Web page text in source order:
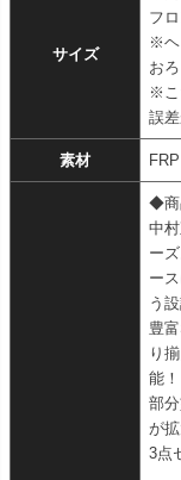
サイズ
フ
※ヘ
お
※こ
誤差
素材 FRP
◆商
中
ー
ー
う
豊
り
能！
部
が拡
3点